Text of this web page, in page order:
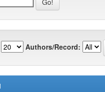
Authors/Record: